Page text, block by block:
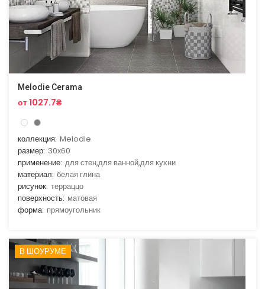
Melodie Cerama
от 1027.7₴
коллекция: Melodie
размер: 30x60
применение: для стен,для ванной,для кухни
материал: белая глина
рисунок: терраццо
поверхность: матовая
форма: прямоугольник
В ШОУРУМЕ